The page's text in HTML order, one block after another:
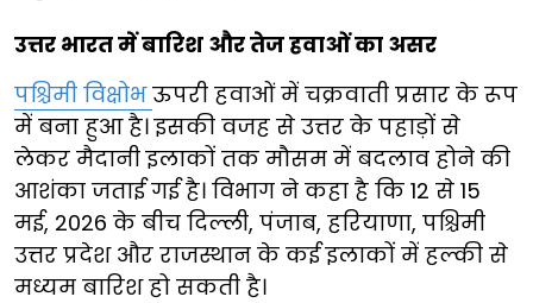
उत्तर भारत में बारिश और तेज हवाओं का असर
पश्चिमी विक्षोभऊपरी हवाओं में चक्रवाती प्रसार के रूप
में बना हुआ है। इसकी वजह से उत्तर के पहाड़ों से
लेकर मैदानी इलाकों तक मौसम में बदलाव होने की
आशंका जताई गई है। विभाग ने कहा है कि 12 से 15
मई, 2026 के बीच दिल्ली, पंजाब, हरियाणा, पश्चिमी
उत्तर प्रदेश और राजस्थान के कई इलाकों में हल्की से
मध्यम बारिश हो सकती है।